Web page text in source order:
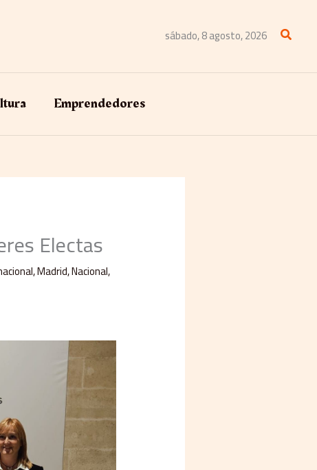
sábado, 8 agosto, 2026 Buscar
Emprendedores
Electas
,Madrid,Nacional,